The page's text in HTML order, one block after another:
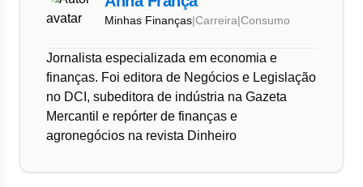
Minhas Finanças|Carreira|Consumo
Jornalista especializada em economia e
finanças. Foi editora de Negócios e Legislação
no DCI, subeditora de indústria na Gazeta
Mercantil e repórter de finanças e
agronegócios na revista Dinheiro